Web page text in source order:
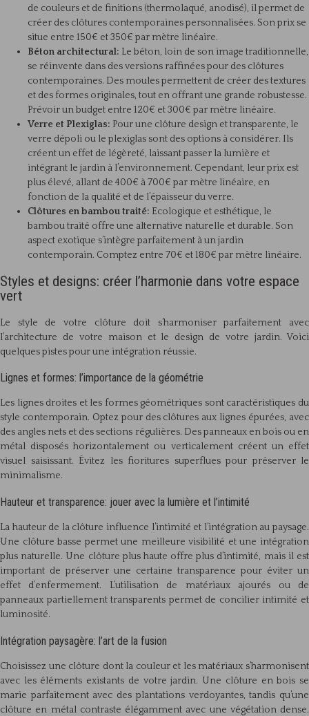
de couleurs et de finitions (thermolaqué, anodisé), il permet de
créer des clôtures contemporaines personnalisées. Son prix se
situe entre 150€ et 350€ par mètre linéaire.
Béton architectural: Le béton, loin de son image traditionnelle,
se réinvente dans des versions raffinées pour des clôtures
contemporaines. Des moules permettent de créer des textures
et des formes originales, tout en offrant une grande robustesse.
Prévoir un budget entre 120€ et 300€ par mètre linéaire.
Verre et Plexiglas: Pour une clôture design et transparente, le
verre dépoli ou le plexiglas sont des options à considérer. Ils
créent un effet de légèreté, laissant passer la lumière et
intégrant le jardin à l’environnement. Cependant, leur prix est
plus élevé, allant de 400€ à 700€ par mètre linéaire, en
fonction de la qualité et de l’épaisseur du verre.
Clôtures en bambou traité: Ecologique et esthétique, le
bambou traité offre une alternative naturelle et durable. Son
aspect exotique s’intègre parfaitement à un jardin
contemporain. Comptez entre 70€ et 180€ par mètre linéaire.
Styles et designs: créer l’harmonie dans votre espace
vert
Le style de votre clôture doit s’harmoniser parfaitement avec
l’architecture de votre maison et le design de votre jardin. Voici
quelques pistes pour une intégration réussie.
Lignes et formes: l’importance de la géométrie
Les lignes droites et les formes géométriques sont caractéristiques du
style contemporain. Optez pour des clôtures aux lignes épurées, avec
des angles nets et des sections régulières. Des panneaux en bois ou en
métal disposés horizontalement ou verticalement créent un effet
visuel saisissant. Évitez les fioritures superflues pour préserver le
minimalisme.
Hauteur et transparence: jouer avec la lumière et l’intimité
La hauteur de la clôture influence l’intimité et l’intégration au paysage.
Une clôture basse permet une meilleure visibilité et une intégration
plus naturelle. Une clôture plus haute offre plus d’intimité, mais il est
important de préserver une certaine transparence pour éviter un
effet d’enfermement. L’utilisation de matériaux ajourés ou de
panneaux partiellement transparents permet de concilier intimité et
luminosité.
Intégration paysagère: l’art de la fusion
Choisissez une clôture dont la couleur et les matériaux s’harmonisent
avec les éléments existants de votre jardin. Une clôture en bois se
marie parfaitement avec des plantations verdoyantes, tandis qu’une
clôture en métal contraste élégamment avec une végétation dense.